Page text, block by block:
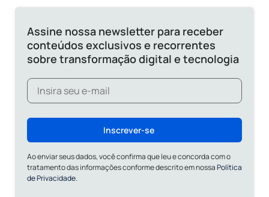
Assine nossa newsletter para receber
conteúdos exclusivos e recorrentes
sobre transformação digital e tecnologia
Inscrever-se
Ao enviar seus dados, você confirma que leu e concorda com o
tratamento das informações conforme descrito em nossaPolítica
de Privacidade.